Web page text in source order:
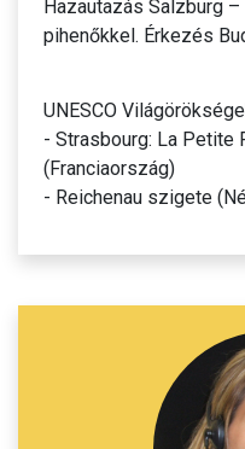
Hazautazás Salzburg
pihenőkkel. Érkezés
UNESCO
- Strasbourg: La Petite
(Franciaország)
- Reichenau szigete